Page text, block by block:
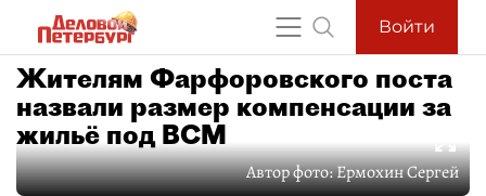
Войти
Жителям Фарфоровского поста
назвали размер компенсации за
жильё под ВСМ
Автор фото:Ермохин Сергей